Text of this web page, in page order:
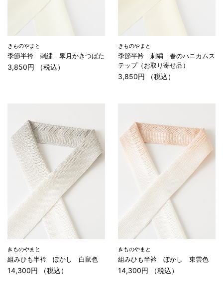
きものやまと
季節半衿 刺繍 皐月かきつばた
3,850円 （税込）
きものやまと
季節半衿 刺繍 春のハニカムス
テップ（お取り寄せ品）
3,850円 （税込）
きものやまと
組みひも半衿 ぼかし 白鼠色
14,300円 （税込）
きものやまと
組みひも半衿 ぼかし 東雲色
14,300円 （税込）